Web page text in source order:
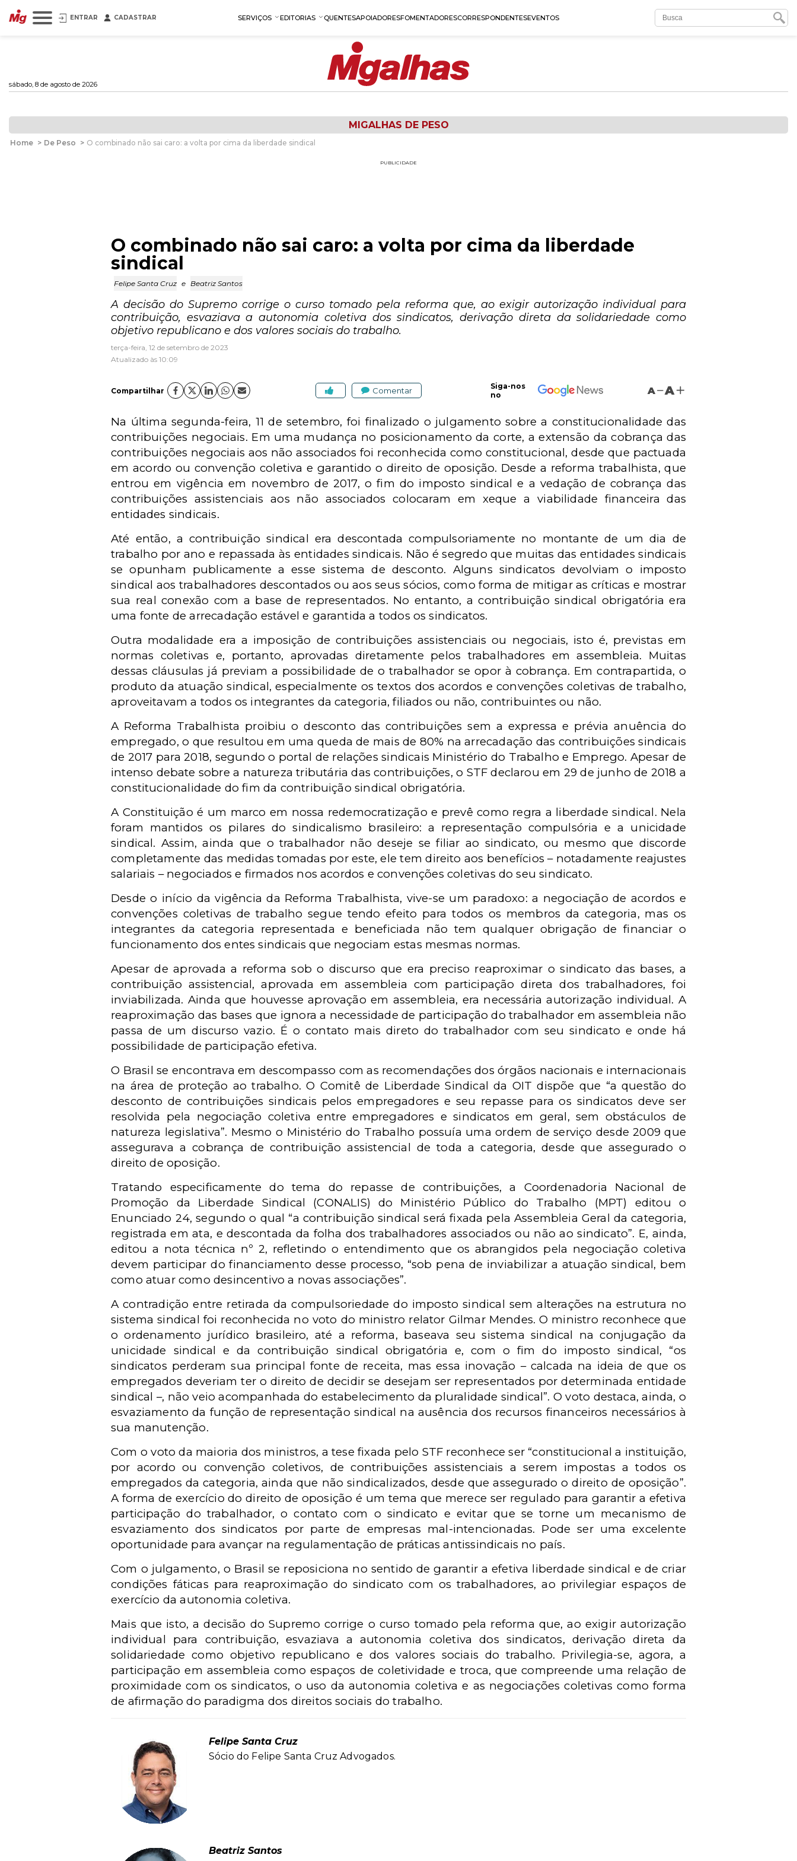
ENTRAR CADASTRAR SERVIÇOS EDITORIAS QUENTESAPOIADORESFOMENTADORESCORRESPONDENTESEVENTOS
sábado, 8 de agosto de 2026
MIGALHAS DE PESO
Home > De Peso > O combinado não sai caro: a volta por cima da liberdade sindical
PUBLICIDADE
O combinado não sai caro: a volta por cima da liberdade
sindical
Felipe Santa Cruz e Beatriz Santos
A decisão do Supremo corrige o curso tomado pela reforma que, ao exigir autorização individual para
contribuição, esvaziava a autonomia coletiva dos sindicatos, derivação direta da solidariedade como
objetivo republicano e dos valores sociais do trabalho.
terça-feira, 12 de setembro de 2023
Atualizado às 10:09
Compartilhar Comentar
Siga-nos
no
A A
Na última segunda-feira, 11 de setembro, foi finalizado o julgamento sobre a constitucionalidade das
contribuições negociais. Em uma mudança no posicionamento da corte, a extensão da cobrança das
contribuições negociais aos não associados foi reconhecida como constitucional, desde que pactuada
em acordo ou convenção coletiva e garantido o direito de oposição. Desde a reforma trabalhista, que
entrou em vigência em novembro de 2017, o fim do imposto sindical e a vedação de cobrança das
contribuições assistenciais aos não associados colocaram em xeque a viabilidade financeira das
entidades sindicais.
Até então, a contribuição sindical era descontada compulsoriamente no montante de um dia de
trabalho por ano e repassada às entidades sindicais. Não é segredo que muitas das entidades sindicais
se opunham publicamente a esse sistema de desconto. Alguns sindicatos devolviam o imposto
sindical aos trabalhadores descontados ou aos seus sócios, como forma de mitigar as críticas e mostrar
sua real conexão com a base de representados. No entanto, a contribuição sindical obrigatória era
uma fonte de arrecadação estável e garantida a todos os sindicatos.
Outra modalidade era a imposição de contribuições assistenciais ou negociais, isto é, previstas em
normas coletivas e, portanto, aprovadas diretamente pelos trabalhadores em assembleia. Muitas
dessas cláusulas já previam a possibilidade de o trabalhador se opor à cobrança. Em contrapartida, o
produto da atuação sindical, especialmente os textos dos acordos e convenções coletivas de trabalho,
aproveitavam a todos os integrantes da categoria, filiados ou não, contribuintes ou não.
A Reforma Trabalhista proibiu o desconto das contribuições sem a expressa e prévia anuência do
empregado, o que resultou em uma queda de mais de 80% na arrecadação das contribuições sindicais
de 2017 para 2018, segundo o portal de relações sindicais Ministério do Trabalho e Emprego. Apesar de
intenso debate sobre a natureza tributária das contribuições, o STF declarou em 29 de junho de 2018 a
constitucionalidade do fim da contribuição sindical obrigatória.
A Constituição é um marco em nossa redemocratização e prevê como regra a liberdade sindical. Nela
foram mantidos os pilares do sindicalismo brasileiro: a representação compulsória e a unicidade
sindical. Assim, ainda que o trabalhador não deseje se filiar ao sindicato, ou mesmo que discorde
completamente das medidas tomadas por este, ele tem direito aos benefícios – notadamente reajustes
salariais – negociados e firmados nos acordos e convenções coletivas do seu sindicato.
Desde o início da vigência da Reforma Trabalhista, vive-se um paradoxo: a negociação de acordos e
convenções coletivas de trabalho segue tendo efeito para todos os membros da categoria, mas os
integrantes da categoria representada e beneficiada não tem qualquer obrigação de financiar o
funcionamento dos entes sindicais que negociam estas mesmas normas.
Apesar de aprovada a reforma sob o discurso que era preciso reaproximar o sindicato das bases, a
contribuição assistencial, aprovada em assembleia com participação direta dos trabalhadores, foi
inviabilizada. Ainda que houvesse aprovação em assembleia, era necessária autorização individual. A
reaproximação das bases que ignora a necessidade de participação do trabalhador em assembleia não
passa de um discurso vazio. É o contato mais direto do trabalhador com seu sindicato e onde há
possibilidade de participação efetiva.
O Brasil se encontrava em descompasso com as recomendações dos órgãos nacionais e internacionais
na área de proteção ao trabalho. O Comitê de Liberdade Sindical da OIT dispõe que “a questão do
desconto de contribuições sindicais pelos empregadores e seu repasse para os sindicatos deve ser
resolvida pela negociação coletiva entre empregadores e sindicatos em geral, sem obstáculos de
natureza legislativa”. Mesmo o Ministério do Trabalho possuía uma ordem de serviço desde 2009 que
assegurava a cobrança de contribuição assistencial de toda a categoria, desde que assegurado o
direito de oposição.
Tratando especificamente do tema do repasse de contribuições, a Coordenadoria Nacional de
Promoção da Liberdade Sindical (CONALIS) do Ministério Público do Trabalho (MPT) editou o
Enunciado 24, segundo o qual “a contribuição sindical será fixada pela Assembleia Geral da categoria,
registrada em ata, e descontada da folha dos trabalhadores associados ou não ao sindicato”. E, ainda,
editou a nota técnica nº 2, refletindo o entendimento que os abrangidos pela negociação coletiva
devem participar do financiamento desse processo, “sob pena de inviabilizar a atuação sindical, bem
como atuar como desincentivo a novas associações”.
A contradição entre retirada da compulsoriedade do imposto sindical sem alterações na estrutura no
sistema sindical foi reconhecida no voto do ministro relator Gilmar Mendes. O ministro reconhece que
o ordenamento jurídico brasileiro, até a reforma, baseava seu sistema sindical na conjugação da
unicidade sindical e da contribuição sindical obrigatória e, com o fim do imposto sindical, “os
sindicatos perderam sua principal fonte de receita, mas essa inovação – calcada na ideia de que os
empregados deveriam ter o direito de decidir se desejam ser representados por determinada entidade
sindical –, não veio acompanhada do estabelecimento da pluralidade sindical”. O voto destaca, ainda, o
esvaziamento da função de representação sindical na ausência dos recursos financeiros necessários à
sua manutenção.
Com o voto da maioria dos ministros, a tese fixada pelo STF reconhece ser “constitucional a instituição,
por acordo ou convenção coletivos, de contribuições assistenciais a serem impostas a todos os
empregados da categoria, ainda que não sindicalizados, desde que assegurado o direito de oposição”.
A forma de exercício do direito de oposição é um tema que merece ser regulado para garantir a efetiva
participação do trabalhador, o contato com o sindicato e evitar que se torne um mecanismo de
esvaziamento dos sindicatos por parte de empresas mal-intencionadas. Pode ser uma excelente
oportunidade para avançar na regulamentação de práticas antissindicais no país.
Com o julgamento, o Brasil se reposiciona no sentido de garantir a efetiva liberdade sindical e de criar
condições fáticas para reaproximação do sindicato com os trabalhadores, ao privilegiar espaços de
exercício da autonomia coletiva.
Mais que isto, a decisão do Supremo corrige o curso tomado pela reforma que, ao exigir autorização
individual para contribuição, esvaziava a autonomia coletiva dos sindicatos, derivação direta da
solidariedade como objetivo republicano e dos valores sociais do trabalho. Privilegia-se, agora, a
participação em assembleia como espaços de coletividade e troca, que compreende uma relação de
proximidade com os sindicatos, o uso da autonomia coletiva e as negociações coletivas como forma
de afirmação do paradigma dos direitos sociais do trabalho.
Felipe Santa Cruz
Sócio do Felipe Santa Cruz Advogados.
Beatriz Santos